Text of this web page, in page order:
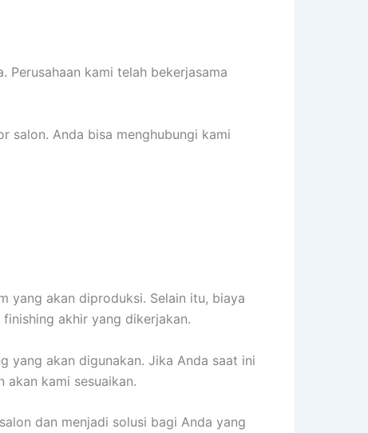
Perusahaan kami telah bekerjasama
salon. Anda bisa menghubungi kami
yang akan diproduksi. Selain itu, biaya
akhir yang dikerjakan.
yang akan digunakan. Jika Anda saat ini
akan kami sesuaikan.
dan menjadi solusi bagi Anda yang